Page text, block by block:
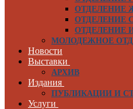
ОТДЕЛЕНИЕ
ОТДЕЛЕНИЕ
ОТДЕЛЕНИЕ
МОЛОДЕЖНОЕ
Новости
Выставки
АРХИВ
Издания
ПУБЛИКАЦИИ И
Услуги